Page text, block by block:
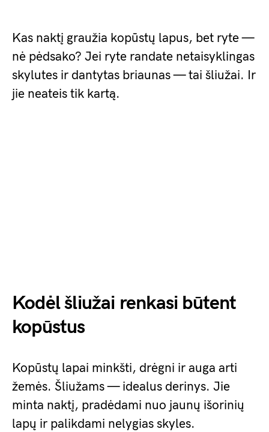
Kas naktį graužia kopūstų lapus, bet ryte —
nė pėdsako? Jei ryte randate netaisyklingas
skylutes ir dantytas briaunas — tai šliužai. Ir
jie neateis tik kartą.
Kodėl šliužai renkasi būtent
kopūstus
Kopūstų lapai minkšti, drėgni ir auga arti
žemės. Šliužams — idealus derinys. Jie
minta naktį, pradėdami nuo jaunų išorinių
lapų ir palikdami nelygias skyles.